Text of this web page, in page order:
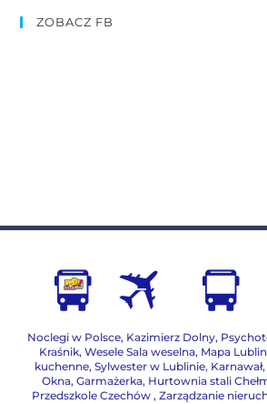
ZOBACZ FB
Noclegi w Polsce, Kazimierz Dolny,
Kraśnik, Wesele Sala weselna, Mapa
kuchenne, Sylwester w Lublinie, Karnawał,
Okna, Garmażerka, Hurtownia stali
Przedszkole Czechów , Zarządzanie